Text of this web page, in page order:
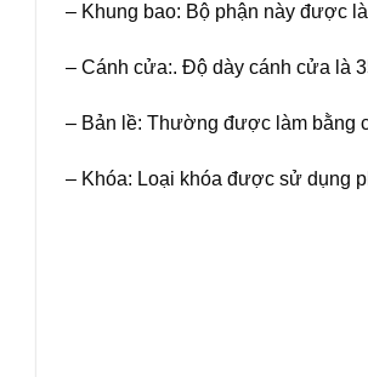
– Khung bao: Bộ phận này được
– Cánh cửa:. Độ dày cánh cửa là
– Bản lề: Thường được làm bằng
– Khóa: Loại khóa được sử dụng